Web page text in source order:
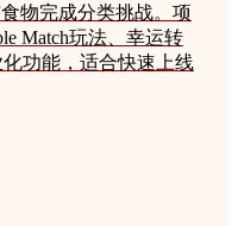
物完成分类挑战。项
Match玩法、幸运转
功能，适合快速上线